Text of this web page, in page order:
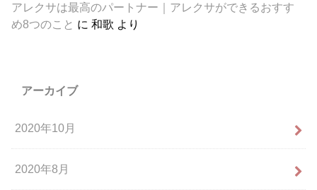
アレクサは最高のパートナー｜アレクサができるおすす
め8つのこと に和歌 より
アーカイブ
2020年10月
2020年8月